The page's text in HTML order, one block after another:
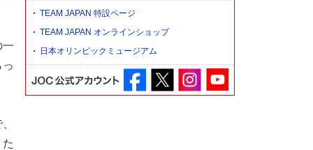
一
TEAM JAPAN 特設ページ
TEAM JAPAN オンラインショップ
日本オリンピックミュージアム